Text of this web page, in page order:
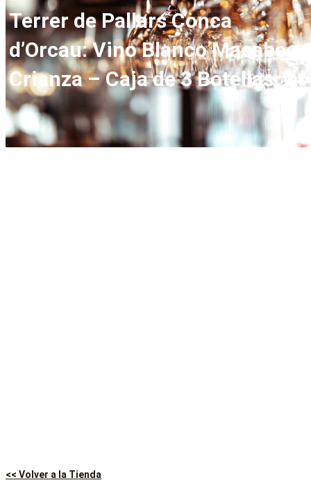
Terrer de Pallars Conca
d’Orcau: Vino Blanco Macabeo
Crianza – Caja de 3 Botellas
<< Volver a la Tienda